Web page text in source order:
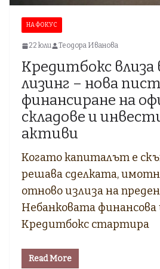
НА ФОКУС
22 юли Теодора Иванова
Кредитбокс
лизинг – нова
финансиране на
складове и
активи
Когато капиталът е
решава сделката,
отново излиза на
Небанковата
Кредитбокс стартира
Read More